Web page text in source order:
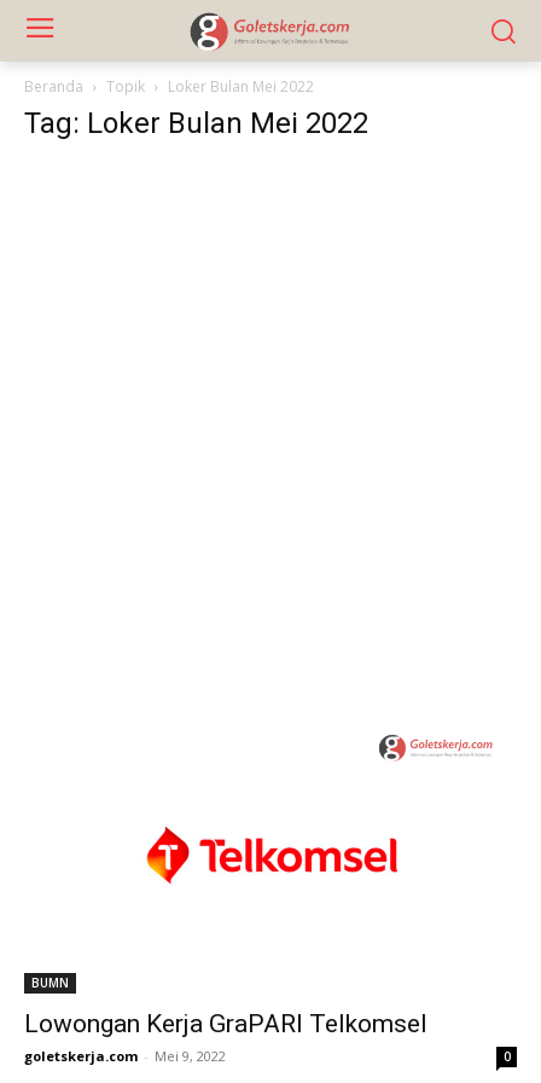
Beranda Topik Loker Bulan Mei 2022
Tag: Loker Bulan Mei 2022
BUMN
Lowongan Kerja GraPARI Telkomsel
goletskerja.com - Mei 9, 2022 0